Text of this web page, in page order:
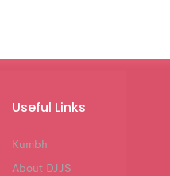
Useful Links
Kumbh
About DJJS